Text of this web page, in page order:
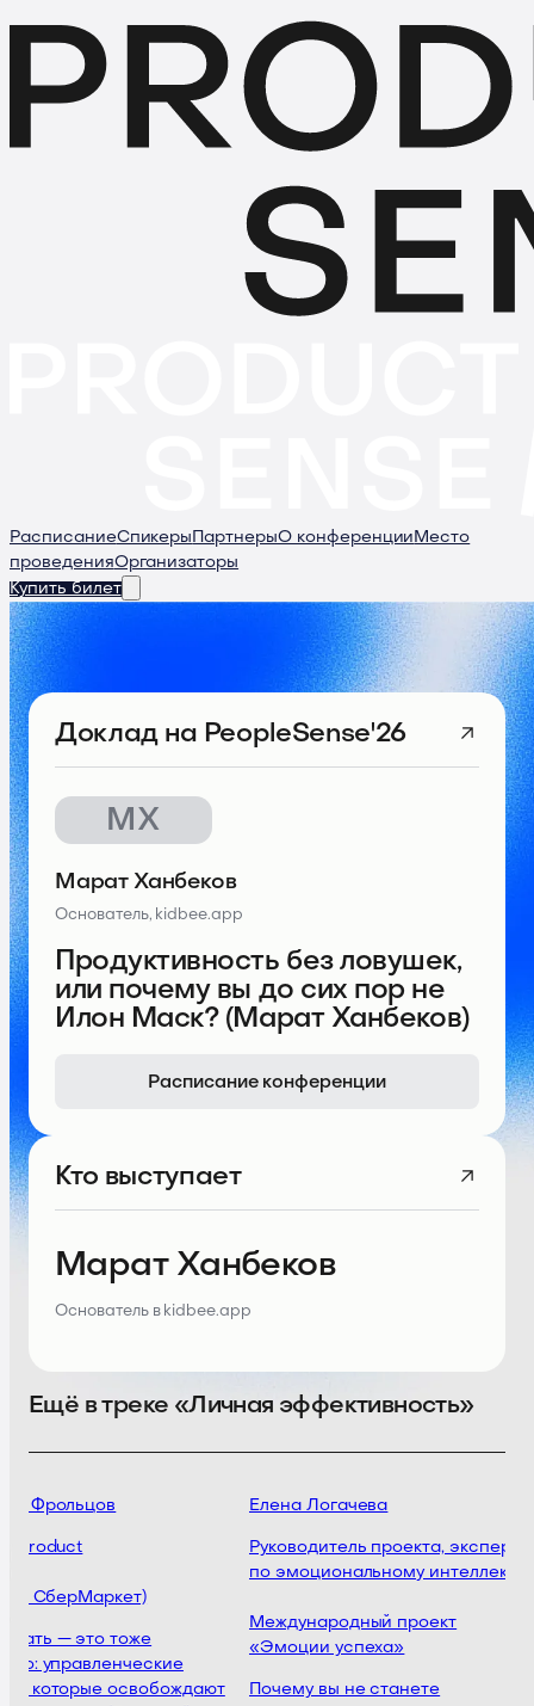
РасписаниеСпикеры ПартнерыО конференции Место
проведенияОрганизаторы
Купить билет
Доклад на PeopleSense'26
МХ
Продуктивность без ловушек,
или почему вы до сих пор не
Илон Маск? (Марат Ханбеков)
Марат Ханбеков
Основатель, kidbee.app
Расписание конференции
Кто выступает
Марат Ханбеков
Основатель в kidbee.app
Ещё в треке «Личная эффективность»
Фрольцов
Product
СберМаркет)
— это тоже
управленческие
которые освобождают
Елена Логачева
Руководитель проекта, эксперт
по эмоциональному интеллекту
Международный проект
«Эмоции успеха»
Почему вы не станете